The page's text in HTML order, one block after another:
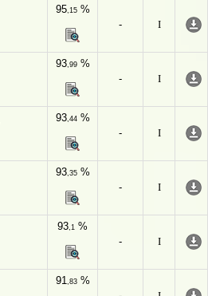
95,15%
-
I
93,99%
-
I
93,44%
-
I
93,35%
-
I
93,1 %
-
I
91,83%